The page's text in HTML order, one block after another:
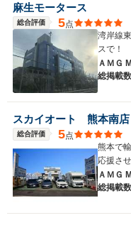
麻生モータース
総合評価 5点
湾岸線
スで！
ＡＭＧ
総掲載数
スカイオート 熊本南
総合評価 5点
熊本で
応援さ
ＡＭＧ
総掲載数